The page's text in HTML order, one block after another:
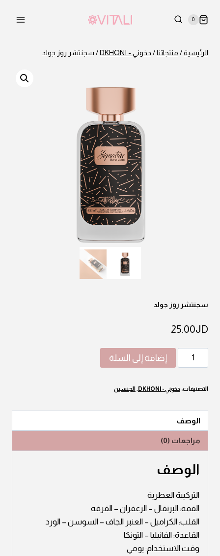
0
الرئيسية/ منتجاتنا/ دخوني - DKHONI / سجنتشر روز جولد
سجنتشر روز جولد
JD
25.00
كمية
سجنتشر
جولد
إضافة إلى السلة
التصنيفات: دخوني - DKHONI , الجنسين
الوصف
مراجعات (0)
الوصف
التركيبة العطرية
القمة: البرتقال – الزعفران – القرفه
القلب: الكراميل – العنبر الجاف – السوسن – الورد
القاعدة: الفانيليا – التونكا
وقت الاستخدام: يومي